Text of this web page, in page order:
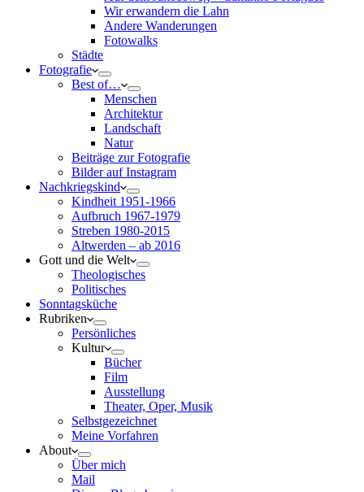
Wir erwandern die Lahn
Andere Wanderungen
Fotowalks
Städte
Fotografie
Best of…
Menschen
Architektur
Landschaft
Natur
Beiträge zur Fotografie
Bilder auf Instagram
Nachkriegskind
Kindheit 1951-1966
Aufbruch 1967-1979
Streben 1980-2015
Altwerden – ab 2016
Gott und die Welt
Theologisches
Politisches
Sonntagsküche
Rubriken
Persönliches
Kultur
Bücher
Film
Ausstellung
Theater, Oper, Musik
Selbstgezeichnet
Meine Vorfahren
About
Über mich
Mail